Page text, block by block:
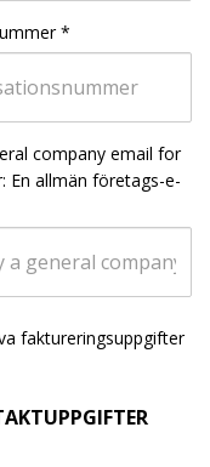
*
company email for
En allmän företags-e-
faktureringsuppgifter